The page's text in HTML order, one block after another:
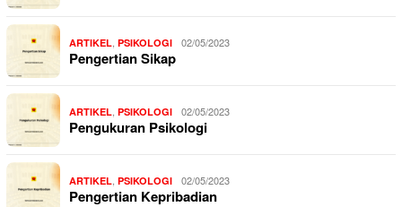
ARTIKEL PSIKOLOGI 02/05/2023
Pengertian Sikap
ARTIKEL PSIKOLOGI 02/05/2023
Pengukuran Psikologi
ARTIKEL PSIKOLOGI 02/05/2023
Pengertian Kepribadian